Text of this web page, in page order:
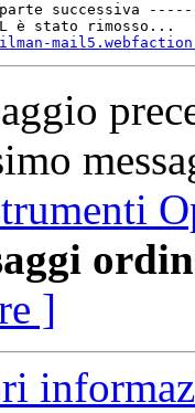
successiva
è stato rimosso...
]